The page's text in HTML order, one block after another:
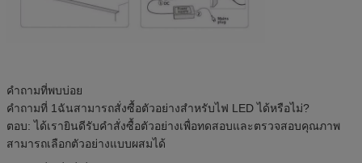
คำถามที่พบบ่อย
คำถามที่ 1ฉันสามารถสั่งซื้อตัวอย่างสำหรับไฟ LED ได้หรือไม่?
ตอบ: ได้เรายินดีรับคำสั่งซื้อตัวอย่างเพื่อทดสอบและตรวจสอบคุณภาพ
สามารถเลือกตัวอย่างแบบผสมได้